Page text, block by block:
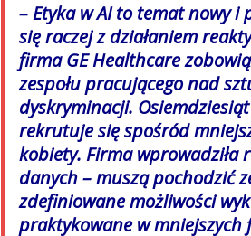
– Etyka w AI to temat nowy i
się raczej z działaniem
firma GE Healthcare
zespołu pracującego nad
dyskryminacji.
rekrutuje się spośród
kobiety. Firma wprowadziła
danych – muszą pochodzić
zdefiniowane możliwości
praktykowane w